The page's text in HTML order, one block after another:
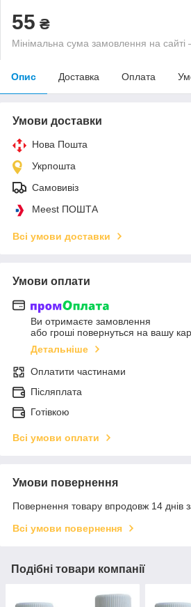
55 ₴
Мінімальна сума замовлення на
Опис Доставка Оплата
Умови доставки
Нова Пошта
Укрпошта
Самовивіз
Meest ПОШТА
Всі умови доставки
Умови оплати
Ви отримаєте замовлення
або гроші повернуться на вашу
Детальніше
Оплатити частинами
Післяплата
Готівкою
Всі умови оплати
Умови повернення
Повернення товару впродовж 14 днів
Всі умови повернення
Подібні товари компанії